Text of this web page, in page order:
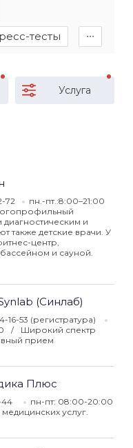
тесты ∙∙∙
Услуга
72
пн.-пт.:8:00–21:00
и
также детские врачи. У
центр,
и сауной.
(Синлаб)
16-53 (регистратура)
Широкий спектр
прием
Плюс
44
пн-пт: 08:00-20:00
услуг.